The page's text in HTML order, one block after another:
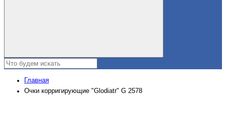
Главная
Очки корригирующие "Glodiatr" G 2578